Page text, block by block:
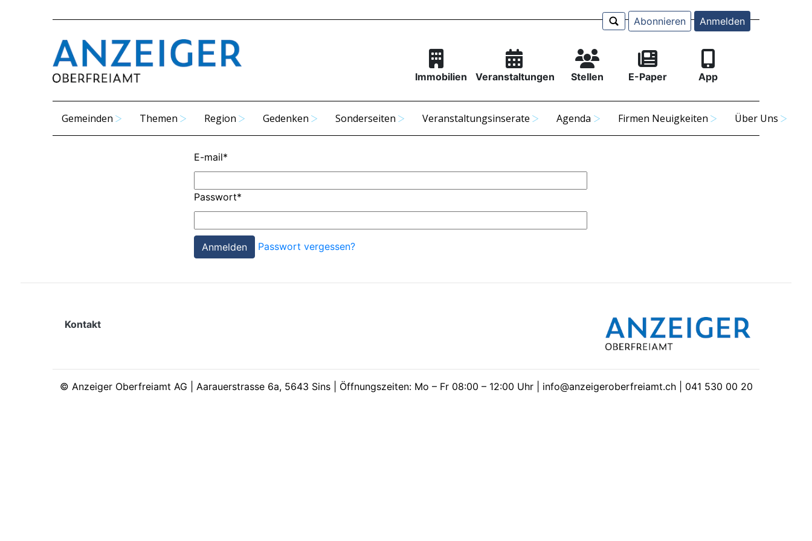
Abonnieren Anmelden
Immobilien Veranstaltungen Stellen E-Paper App
Gemeinden Themen Region Gedenken Sonderseiten Veranstaltungsinserate Agenda Firmen Neuigkeiten Über Uns
E-mail*
Passwort*
Passwort vergessen?
Kontakt
© Anzeiger Oberfreiamt AG | Aarauerstrasse 6a, 5643 Sins | Öffnungszeiten: Mo – Fr 08:00 – 12:00 Uhr | info@anzeigeroberfreiamt.ch | 041 530 00 20